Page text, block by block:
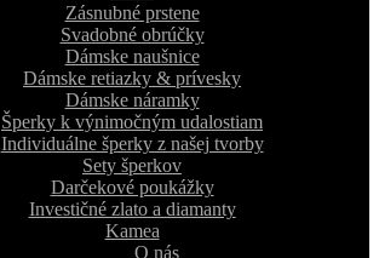
Zásnubné prstene
Svadobné obrúčky
Dámske naušnice
Dámske retiazky & prívesky
Dámske náramky
Šperky k výnimočným udalostiam
Individuálne šperky z našej tvorby
Sety šperkov
Darčekové poukážky
Investičné zlato a diamanty
Kamea
O nás